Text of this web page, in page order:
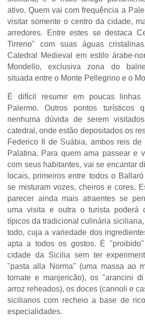
ativo. Quem vai com frequência a
visitar somente o centro da cidade,
arredores. Entre estes se destaca
Tirreno" com suas águas
Catedral Medieval em estilo árabe-
Mondello, exclusiva zona do
situada entre o Monte Pellegrino e o
É difícil resumir em poucas linhas
Palermo. Outros pontos turísticos
nenhuma dúvida de serem
catedral, onde estão depositados os
Federico II de Suábia, ambos reis
Palatina. Para quem ama passear e
com seus habitantes, vai se encantar
locais, primeiros entre todos o
se misturam vozes, cheiros e cores.
parecer ainda mais atraentes se
uma visita e outra o turista poderá
típicos da tradicional culinária
todo, cuja a variedade dos
apta a todos os gostos. É
cidade da Sicilia sem ter
"pasta alla Norma" (uma massa ao
tomate e manjericão), os "arancini
arroz reheados), os doces (cannoli e
sicilianos com recheio a base de
especialidades.